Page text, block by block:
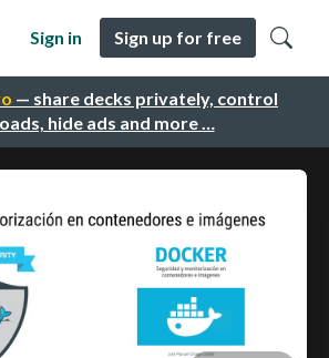
— share decks privately, control
hide ads and more …
Sign in Sign up for free